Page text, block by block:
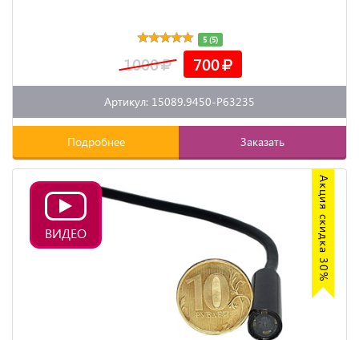
5 (5)
1000 700
Артикул: 15089.9450-P63235
Подробнее Заказать
Акция скидка 30%
ВИДЕО